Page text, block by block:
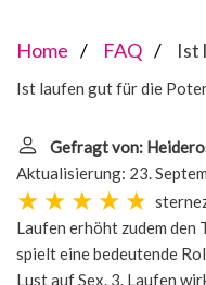
Home FAQ Ist
Ist laufen gut für die
Gefragt von:
Aktualisierung: 23.
Laufen erhöht zudem
spielt eine bedeutende
Lust auf Sex. 3. Laufen